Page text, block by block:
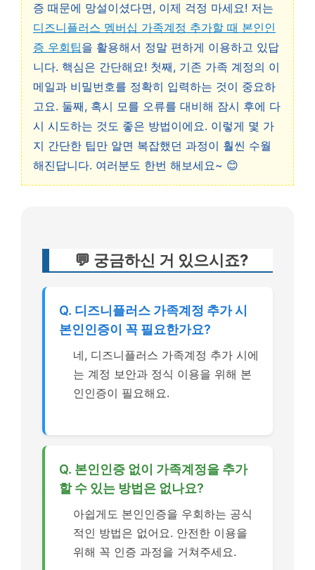
증 때문에 망설이셨다면, 이제 걱정 마세요! 저는
디즈니플러스 멤버십 가족계정 추가할 때 본인인
증 우회팁을 활용해서 정말 편하게 이용하고 있답
니다. 핵심은 간단해요! 첫째, 기존 가족 계정의 이
메일과 비밀번호를 정확히 입력하는 것이 중요하
고요. 둘째, 혹시 모를 오류를 대비해 잠시 후에 다
시 시도하는 것도 좋은 방법이에요. 이렇게 몇 가
지 간단한 팁만 알면 복잡했던 과정이 훨씬 수월
해진답니다. 여러분도 한번 해보세요~ 😊
💬 궁금하신 거 있으시죠?
Q. 디즈니플러스 가족계정 추가 시
본인인증이 꼭 필요한가요?
네, 디즈니플러스 가족계정 추가 시에
는 계정 보안과 정식 이용을 위해 본
인인증이 필요해요.
Q. 본인인증 없이 가족계정을 추가
할 수 있는 방법은 없나요?
아쉽게도 본인인증을 우회하는 공식
적인 방법은 없어요. 안전한 이용을
위해 꼭 인증 과정을 거쳐주세요.